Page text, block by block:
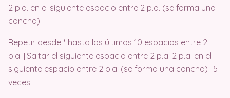
2 p.a. en el siguiente espacio entre 2 p.a. (se forma una
concha).
Repetir desde * hasta los últimos 10 espacios entre 2
p.a. [Saltar el siguiente espacio entre 2 p.a. 2 p.a. en el
siguiente espacio entre 2 p.a. (se forma una concha)] 5
veces.